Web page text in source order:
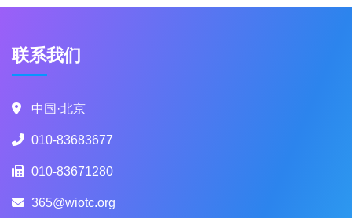
联系我们
中国·北京
010-83683677
010-83671280
365@wiotc.org